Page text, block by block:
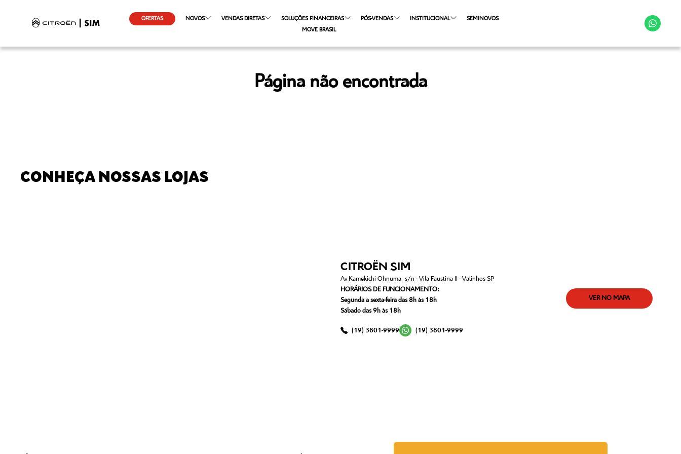
OFERTAS NOVOS VENDAS DIRETAS SOLUÇÕES FINANCEIRAS PÓS-VENDAS INSTITUCIONAL
SEMINOVOS
MOVE BRASIL
Página não encontrada
CONHEÇA NOSSAS LOJAS
CITROËN SIM
Av Kamekichi Ohnuma, s/n - Vila Faustina II - Valinhos SP
HORÁRIOS DE FUNCIONAMENTO:
Segunda a sexta-feira das 8h às 18h
Sábado das 9h às 18h
(19) 3801-9999 (19) 3801-9999
VER NO MAPA